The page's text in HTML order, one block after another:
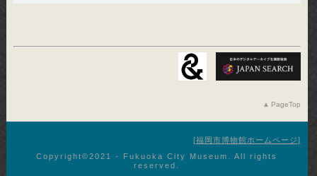
PageTop
福岡市博物館ホームページ
Copyright©︎2021 - Fukuoka City Museum. All rights
reserved.